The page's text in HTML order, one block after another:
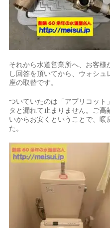
それから水道営業所へ、お客
し回答を頂いてから、ウォシ
座の取替です。
ついていたのは「アプリコット
タと漏れて止まりません。ご高
いからお安くということで、暖
た。